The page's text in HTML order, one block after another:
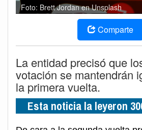
Foto: Brett Jordan en Unsplash
Comparte
La entidad precisó que
votación se mantendrán
la primera vuelta.
Esta noticia la leyeron